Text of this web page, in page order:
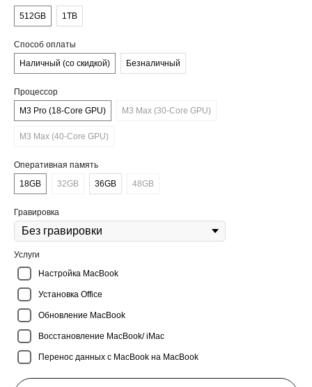
512GB
1TB
Способ оплаты
Наличный (со скидкой)
Безналичный
Процессор
M3 Pro (18-Core GPU)
M3 Max (30-Core GPU)
M3 Max (40-Core GPU)
Оперативная память
18GB
32GB 36GB 48GB
Гравировка
Услуги
Настройка MacBook
Установка Office
Обновление MacBook
Восстановление MacBook/ iMac
Перенос данных с MacBook на MacBook